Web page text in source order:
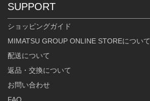
SUPPORT
ショッピングガイド
MIMATSU GROUP ONLINE STOREについて
配送について
返品・交換について
お問い合わせ
FAQ